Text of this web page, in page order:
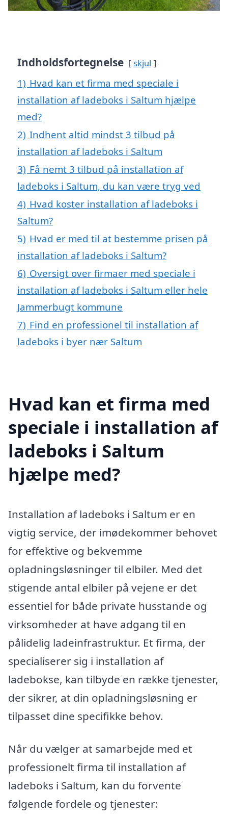
Indholdsfortegnelse skjul
1) Hvad kan et firma med speciale i
installation af ladeboks i Saltum hjælpe
med?
2) Indhent altid mindst 3 tilbud på
installation af ladeboks i Saltum
3) Få nemt 3 tilbud på installation af
ladeboks i Saltum, du kan være tryg ved
4) Hvad koster installation af ladeboks i
Saltum?
5) Hvad er med til at bestemme prisen på
installation af ladeboks i Saltum?
6) Oversigt over firmaer med speciale i
installation af ladeboks i Saltum eller hele
Jammerbugt kommune
7) Find en professionel til installation af
ladeboks i byer nær Saltum
Hvad kan et firma med
speciale i installation af
ladeboks i Saltum
hjælpe med?
Installation af ladeboks i Saltum er en
vigtig service, der imødekommer behovet
for effektive og bekvemme
opladningsløsninger til elbiler. Med det
stigende antal elbiler på vejene er det
essentiel for både private husstande og
virksomheder at have adgang til en
pålidelig ladeinfrastruktur. Et firma, der
specialiserer sig i installation af
ladebokse, kan tilbyde en række tjenester,
der sikrer, at din opladningsløsning er
tilpasset dine specifikke behov.
Når du vælger at samarbejde med et
professionelt firma til installation af
ladeboks i Saltum, kan du forvente
følgende fordele og tjenester: